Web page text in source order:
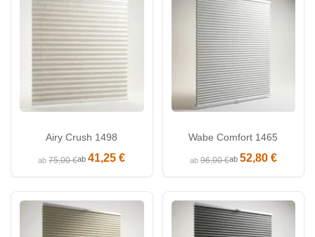
Airy Crush 1498
ab75,00 €ab41,25 €
Wabe Comfort 1465
ab96,00 €ab 52,80 €